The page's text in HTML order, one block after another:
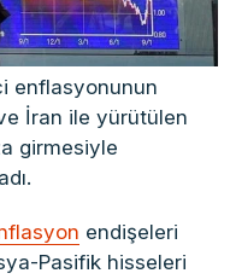
enflasyonunun
İran ile yürütülen
girmesiyle
endişeleri
Pasifik hisseleri